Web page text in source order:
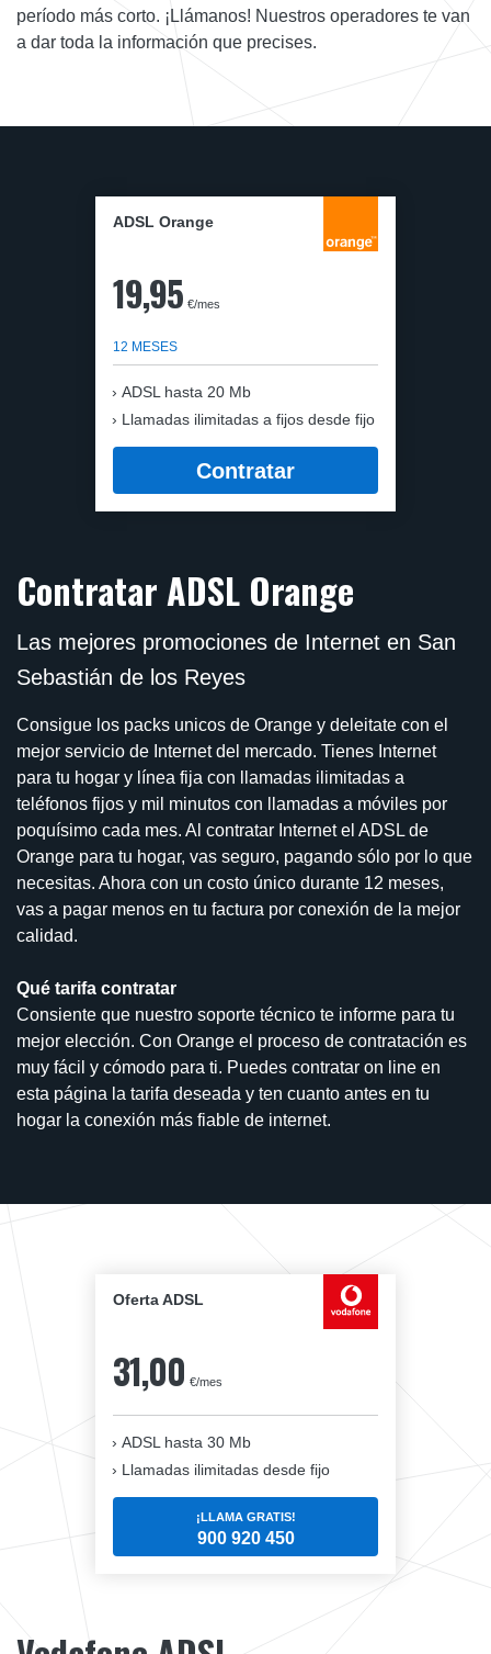
período más corto. ¡Llámanos! Nuestros operadores te van
a dar toda la información que precises.
ADSL Orange
19,95 €/mes
12 MESES
ADSL hasta 20 Mb
Llamadas ilimitadas a fijos desde fijo
Contratar
Contratar ADSL Orange
Las mejores promociones de Internet en San
Sebastián de los Reyes
Consigue los packs unicos de Orange y deleitate con el
mejor servicio de Internet del mercado. Tienes Internet
para tu hogar y línea fija con llamadas ilimitadas a
teléfonos fijos y mil minutos con llamadas a móviles por
poquísimo cada mes. Al contratar Internet el ADSL de
Orange para tu hogar, vas seguro, pagando sólo por lo que
necesitas. Ahora con un costo único durante 12 meses,
vas a pagar menos en tu factura por conexión de la mejor
calidad.
Qué tarifa contratar
Consiente que nuestro soporte técnico te informe para tu
mejor elección. Con Orange el proceso de contratación es
muy fácil y cómodo para ti. Puedes contratar on line en
esta página la tarifa deseada y ten cuanto antes en tu
hogar la conexión más fiable de internet.
Oferta ADSL
31,00 €/mes
ADSL hasta 30 Mb
Llamadas ilimitadas desde fijo
¡LLAMA GRATIS!
900 920 450